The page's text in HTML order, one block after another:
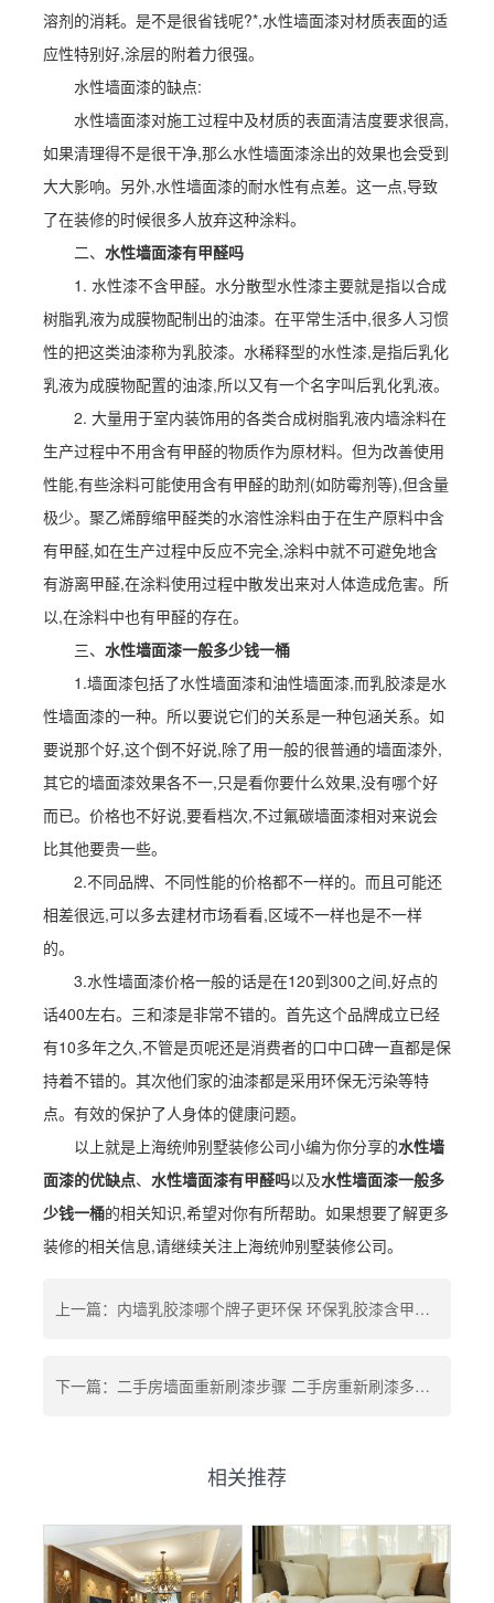
溶剂的消耗。是不是很省钱呢?*,水性墙面漆对材质表面的适
应性特别好,涂层的附着力很强。
水性墙面漆的缺点:
水性墙面漆对施工过程中及材质的表面清洁度要求很高,
如果清理得不是很干净,那么水性墙面漆涂出的效果也会受到
大大影响。 另外,水性墙面漆的耐水性有点差。这一点,导致
了在装修的时候很多人放弃这种涂料。
二、 水性墙面漆有甲醛吗
1. 水性漆不含甲醛。水分散型水性漆主要就是指以合成
树脂乳液为成膜物配制出的油漆。在平常生活中,很多人习惯
性的把这类油漆称为乳胶漆。水稀释型的水性漆,是指后乳化
乳液为成膜物配置的油漆,所以又有一个名字叫后乳化乳液。
2. 大量用于室内装饰用的各类合成树脂乳液内墙涂料在
生产过程中不用含有甲醛的物质作为原材料。但为改善使用
性能,有些涂料可能使用含有甲醛的助剂(如防霉剂等),但含量
极少。聚乙烯醇缩甲醛类的水溶性涂料由于在生产原料中含
有甲醛,如在生产过程中反应不完全,涂料中就不可避免地含
有游离甲醛,在涂料使用过程中散发出来对人体造成危害。所
以,在涂料中也有甲醛的存在。
三、 水性墙面漆一般多少钱一桶
1.墙面漆包括了水性墙面漆和油性墙面漆,而乳胶漆是水
性墙面漆的一种。所以要说它们的关系是一种包涵关系。如
要说那个好,这个倒不好说,除了用一般的很普通的墙面漆外,
其它的墙面漆效果各不一,只是看你要什么效果,没有哪个好
而已。价格也不好说,要看档次,不过氟碳墙面漆相对来说会
比其他要贵一些。
2.不同品牌、不同性能的价格都不一样的。而且可能还
相差很远,可以多去建材市场看看,区域不一样也是不一样
的。
3.水性墙面漆价格一般的话是在120到300之间,好点的
话400左右。三和漆是非常不错的。首先这个品牌成立已经
有10多年之久,不管是页呢还是消费者的口中口碑一直都是保
持着不错的。其次他们家的油漆都是采用环保无污染等特
点。有效的保护了人身体的健康问题。
以上就是上海统帅别墅装修公司小编为你分享的水性墙
面漆的优缺点、 水性墙面漆有甲醛吗以及水性墙面漆一般多
少钱一桶的相关知识,希望对你有所帮助。如果想要了解更多
装修的相关信息,请继续关注上海统帅别墅装修公司。
上一篇：内墙乳胶漆哪个牌子更环保 环保乳胶漆含甲醛吗 环保乳胶漆刷完多久可以入住
下一篇：二手房墙面重新刷漆步骤 二手房重新刷漆多少钱 二手房重新刷漆多久可以入住
相关推荐